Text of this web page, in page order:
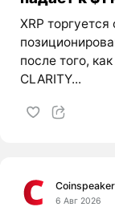
XRP
после того,
CLARITY...
Coinspeaker
6 Авг 2026